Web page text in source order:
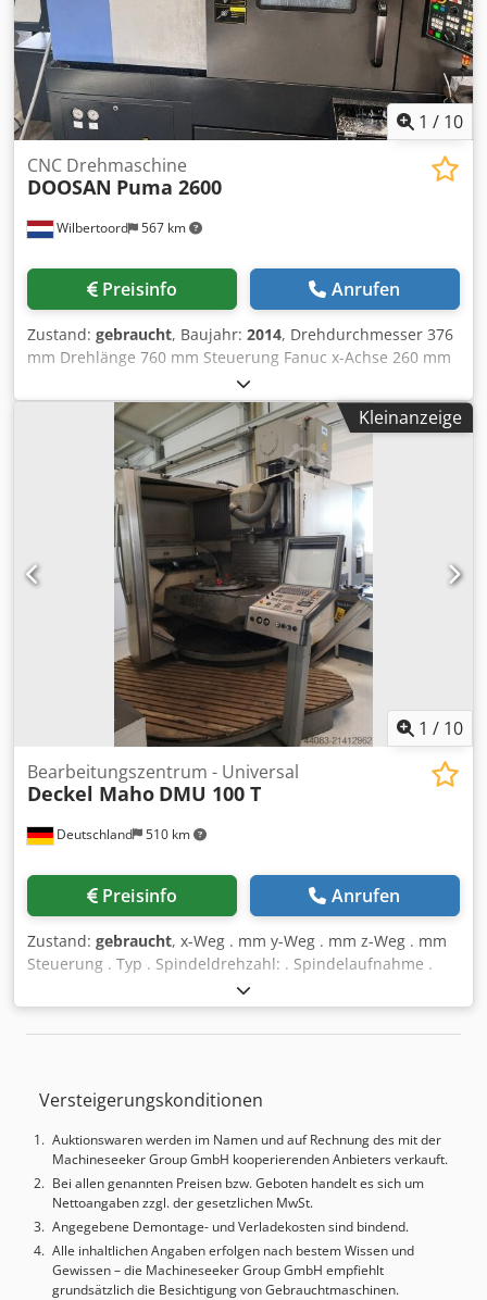
Maschine ist die Klemmung des Fräskopfes undicht/defekt.
1 / 10
Wilbertoord 567 km
CNC Drehmaschine
DOOSAN Puma 2600
Preisinfo Anrufen
Zustand: gebraucht, Baujahr: 2014, Drehdurchmesser 376
mm Drehlänge 760 mm Steuerung Fanuc x-Achse 260 mm
z-Achse 830 mm Maschinengewicht ca. 6000 kg Turret
BMT65 Main spindle chuck 250mm Counter spindle chuck
175mm Hinged belt chip conveyor Driven tool holders: 2x
axial, 3x double-sided axial, and 3x radial Csdpfx Apoy
Sblrovsrf Various turning and drilling tool holders The
machine is currently in very good working order; no
damage or similar issues are known. Bar feeder not
Kleinanzeige
1 / 10
Deutschland 510 km
Bearbeitungszentrum - Universal
Deckel Maho DMU 100 T
Preisinfo Anrufen
Zustand: gebraucht, x-Weg . mm y-Weg . mm z-Weg . mm
Steuerung . Typ . Spindeldrehzahl: . Spindelaufnahme .
Aufspannfläche . mm Cjdpsyqtdcefx Apvorf Drehtisch . mm
Tischbelastung . kg b-Achse . ° c-Achse . 0 Die techn. Daten
sind Hersteller- bzw. Betreiberangaben und daher für uns
Verkaufsbedingungen. Über uns mehr als 400 eigene
Krankapazität 70 t mehr als 10.000 Artikel Zubehör für Ihre
Werkstatt Sie wollen Maschinen Produktionslinien oder
Ihren Betrieb verkaufen, dann sprechen Sie uns an.
Weitere Angebote finden Sie auf unserer Webseite.
Besichtigungen sind nach Absprache möglich. Wir freuen
uns auf Ihren Besuch. Ihr Markus Hirsch Team
Versteigerungskonditionen
Auktionswaren werden im Namen und auf Rechnung des mit der
Machineseeker Group GmbH kooperierenden Anbieters verkauft.
Bei allen genannten Preisen bzw. Geboten handelt es sich um
Nettoangaben zzgl. der gesetzlichen MwSt.
Angegebene Demontage- und Verladekosten sind bindend.
Alle inhaltlichen Angaben erfolgen nach bestem Wissen und
Gewissen – die Machineseeker Group GmbH empfiehlt
grundsätzlich die Besichtigung von Gebrauchtmaschinen.